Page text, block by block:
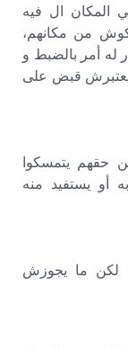
المكان ال فيه
من مكانهم،
له أمر بالضبط و
يعتبرش قبض على
حقهم يتمسكوا
أو يستفيد منه
لكن ما يجوزش